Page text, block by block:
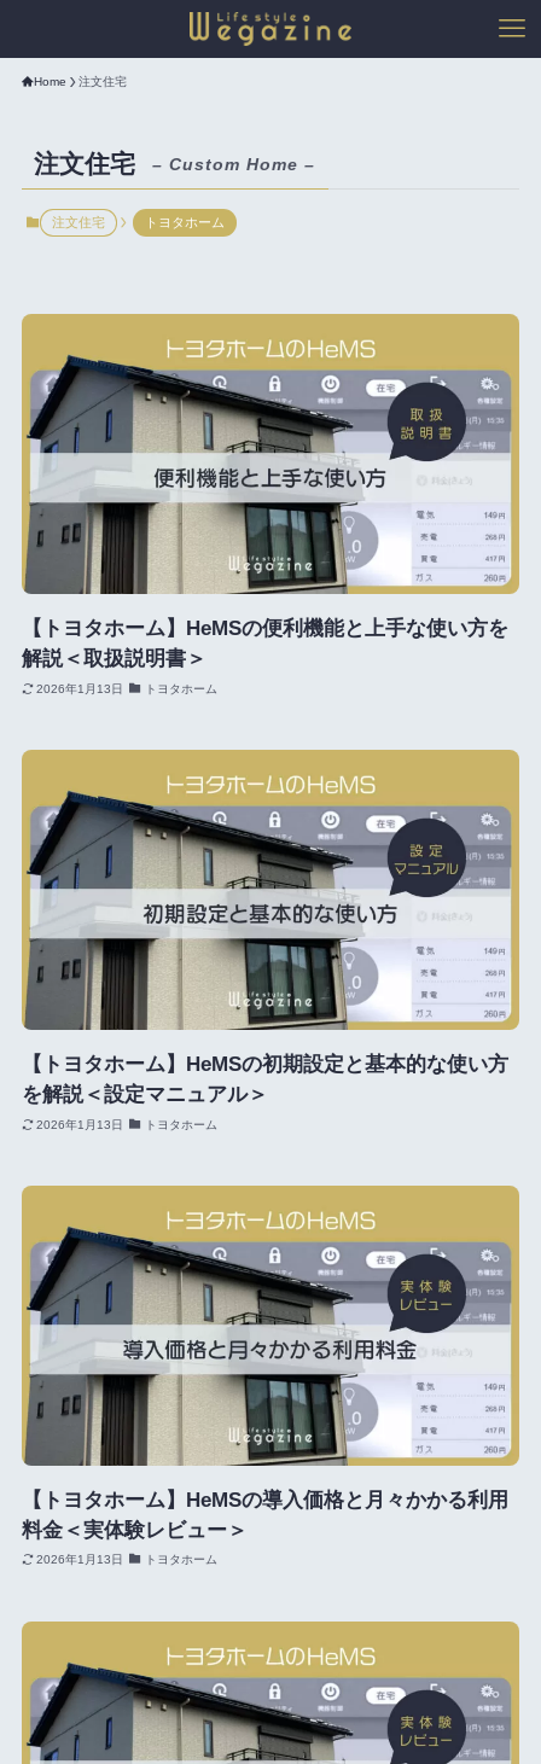
Home 注文住宅
注文住宅 – Custom Home –
注文住宅 トヨタホーム
【トヨタホーム】HeMSの便利機能と上手な使い方を
解説＜取扱説明書＞
2026年1月13日 トヨタホーム
【トヨタホーム】HeMSの初期設定と基本的な使い方
を解説＜設定マニュアル＞
2026年1月13日 トヨタホーム
【トヨタホーム】HeMSの導入価格と月々かかる利用
料金＜実体験レビュー＞
2026年1月13日 トヨタホーム